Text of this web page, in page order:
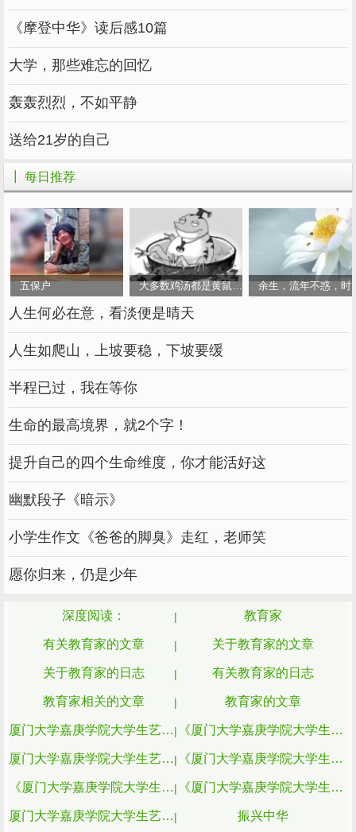
诉，而在缠讼过程中，民国大总统袁世凯当选不
久竟然取缔国会，导致此案不了了之。
无独有偶，业已分化的革命阵营内部，有人
无端指责陈时身为同盟会会员，是章太炎“革命
军起，革命党消”的代理人；有人甚至怀疑陈时
“任尔东南西北风，咬住青山不放松。”面对
来自不同阵营的明枪暗箭，陈时父子虽然感到苦
恼与愤怒，但他们心底无私天地宽，苦心经
营“中华”，用办学业绩说话。
当时的湖北是国立、私立与教会大学三分天
下。国立大学由国家拨款、教会大会有洋人资
助，只有中华大学，仅靠陈家捐资维系，杯水车
薪，举步维艰。为此，陈时初迁武昌时，以租房
偏居一隅。黄陂楼房变卖办学后，一大家人迁居
武昌，才在学校所在地昙华林买了一栋旧房。为
节省开支，家里的地板腐烂了也不更换，只在上
面加一块木板将就着用，被人戏称为“橡皮地
板”。
同时，陈时充分利用自己的人格魅力，集思
广益，广泛动员社会力量襄助中华大学。他采纳
华侨校友梁绍文的建议，两度跨洋过海，为学校
人们大都在家“守岁”，他却提着礼品，前往那些
全力支持学校发展的教职员工、社会贤达与资助
办学的人士家里拜年。
为了让名师的实际收入不低于外校，陈时特
许名师适度在外兼职。在他的感召下，创校元
助，延揽了鲁济恒、邹昌炽等名师来校任教，教
学相长。1916年底，教育部派专家对中华大学
的办学质量进行了全面视察与评估，其考察报告
《摩登中华》读后感10篇
大学，那些难忘的回忆
轰轰烈烈，不如平静
送给21岁的自己
┃ 每日推荐
五保户 大多数鸡汤都是黄鼠狼炖的余生，流年不惑，时
人生何必在意，看淡便是晴天
人生如爬山，上坡要稳，下坡要缓
半程已过，我在等你
生命的最高境界，就2个字！
提升自己的四个生命维度，你才能活好这
幽默段子《暗示》
小学生作文《爸爸的脚臭》走红，老师笑
愿你归来，仍是少年
深度阅读： 教育家
有关教育家的文章 关于教育家的文章
关于教育家的日志 有关教育家的日志
教育家相关的文章 教育家的文章
厦门大学嘉庚学院大学生艺术团 《厦门大学嘉庚学院大学生艺术团》
厦门大学嘉庚学院大学生艺术团杂志 《厦门大学嘉庚学院大学生艺术团》杂志
《厦门大学嘉庚学院大学生艺术团》杂志在线阅读 《厦门大学嘉庚学院大学生艺术团》在线阅读
厦门大学嘉庚学院大学生艺术团在线阅读 振兴中华